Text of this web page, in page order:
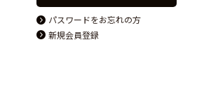
パスワードをお忘れの方
新規会員登録